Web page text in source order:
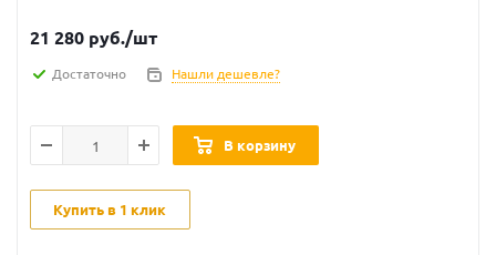
21 280 руб./шт
Достаточно Нашли дешевле?
В корзину
Купить в 1 клик